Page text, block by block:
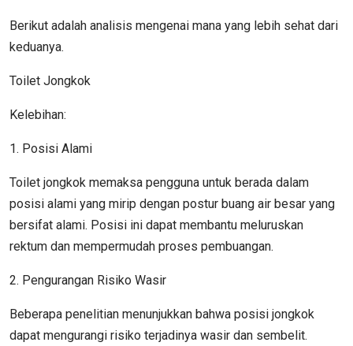
Berikut adalah analisis mengenai mana yang lebih sehat dari
keduanya.
Toilet Jongkok
Kelebihan:
1. Posisi Alami
Toilet jongkok memaksa pengguna untuk berada dalam
posisi alami yang mirip dengan postur buang air besar yang
bersifat alami. Posisi ini dapat membantu meluruskan
rektum dan mempermudah proses pembuangan.
2. Pengurangan Risiko Wasir
Beberapa penelitian menunjukkan bahwa posisi jongkok
dapat mengurangi risiko terjadinya wasir dan sembelit.